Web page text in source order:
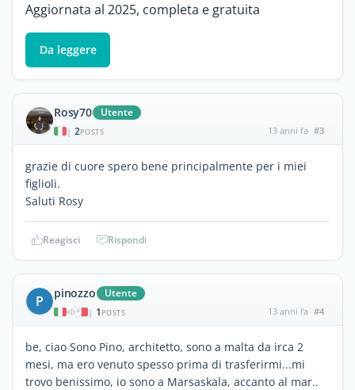
Aggiornata al 2025, completa e gratuita
Da leggere
Rosy70 Utente
| 2POSTS 13 anni fa #3
grazie di cuore spero bene principalmente per i miei
figlioli.
Saluti Rosy
Reagisci Rispondi
P pinozzo Utente
| 1 POSTS 13 anni fa #4
be, ciao Sono Pino, architetto, sono a malta da irca 2
mesi, ma ero venuto spesso prima di trasferirmi...mi
trovo benissimo, io sono a Marsaskala, accanto al mar..